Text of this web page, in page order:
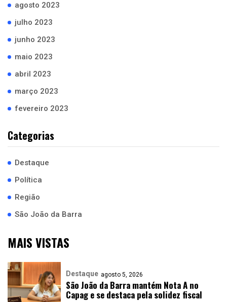
agosto 2023
julho 2023
junho 2023
maio 2023
abril 2023
março 2023
fevereiro 2023
Categorias
Destaque
Política
Região
São João da Barra
MAIS VISTAS
Destaque agosto 5, 2026
São João da Barra mantém Nota A no
Capag e se destaca pela solidez fiscal